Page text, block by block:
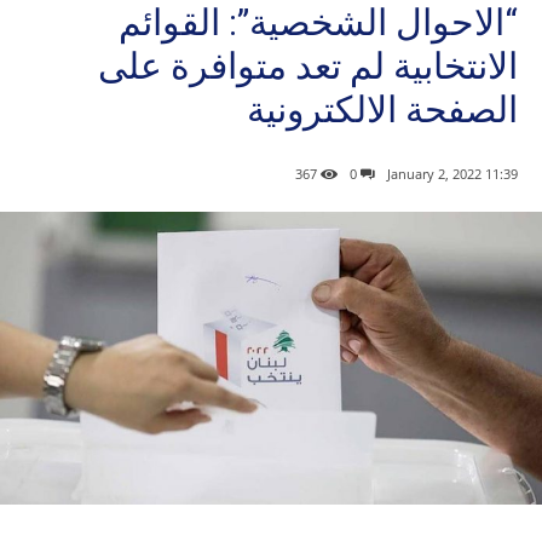
“الاحوال الشخصية”: القوائم
الانتخابية لم تعد متوافرة على
الصفحة الالكترونية
11:39 2022 ,January 2
0
367